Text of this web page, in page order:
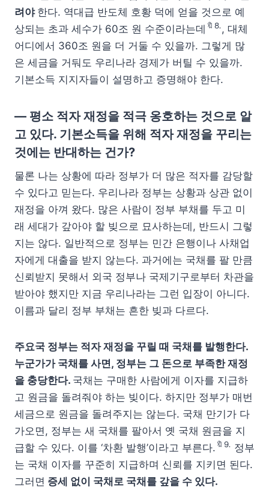
려야 한다. 역대급 반도체 호황 덕에 얻을 것으로 예
상되는 초과 세수가 60조 원 수준이라는데 🔖⒏ , 대체
어디에서 360조 원을 더 거둘 수 있을까. 그렇게 많
은 세금을 거둬도 우리나라 경제가 버틸 수 있을까.
기본소득 지지자들이 설명하고 증명해야 한다.
— 평소 적자 재정을 적극 옹호하는 것으로 알
고 있다. 기본소득을 위해 적자 재정을 꾸리는
것에는 반대하는 건가?
물론 나는 상황에 따라 정부가 더 많은 적자를 감당할
수 있다고 믿는다. 우리나라 정부는 상황과 상관 없이
재정을 아껴 왔다. 많은 사람이 정부 부채를 두고 미
래 세대가 갚아야 할 빚으로 묘사하는데, 반드시 그렇
지는 않다. 일반적으로 정부는 민간 은행이나 사채업
자에게 대출을 받지 않는다. 과거에는 국채를 팔 만큼
신뢰받지 못해서 외국 정부나 국제기구로부터 차관을
받아야 했지만 지금 우리나라는 그런 입장이 아니다.
이름과 달리 정부 부채는 흔한 빚과 다르다.
주요국 정부는 적자 재정을 꾸릴 때 국채를 발행한다.
누군가가 국채를 사면, 정부는 그 돈으로 부족한 재정
을 충당한다. 국채는 구매한 사람에게 이자를 지급하
고 원금을 돌려줘야 하는 빚이다. 하지만 정부가 매번
세금으로 원금을 돌려주지는 않는다. 국채 만기가 다
가오면, 정부는 새 국채를 팔아서 옛 국채 원금을 지
급할 수 있다. 이를 ‘차환 발행’이라고 부른다. 🔖⒐ 정부
는 국채 이자를 꾸준히 지급하며 신뢰를 지키면 된다.
그러면 증세 없이 국채로 국채를 갚을 수 있다.